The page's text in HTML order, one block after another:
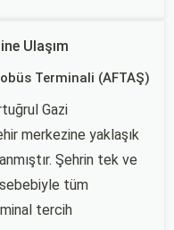
Ulaşım
Terminali (AFTAŞ)
Gazi
merkezine yaklaşık
Şehrin tek ve
tüm
tercih